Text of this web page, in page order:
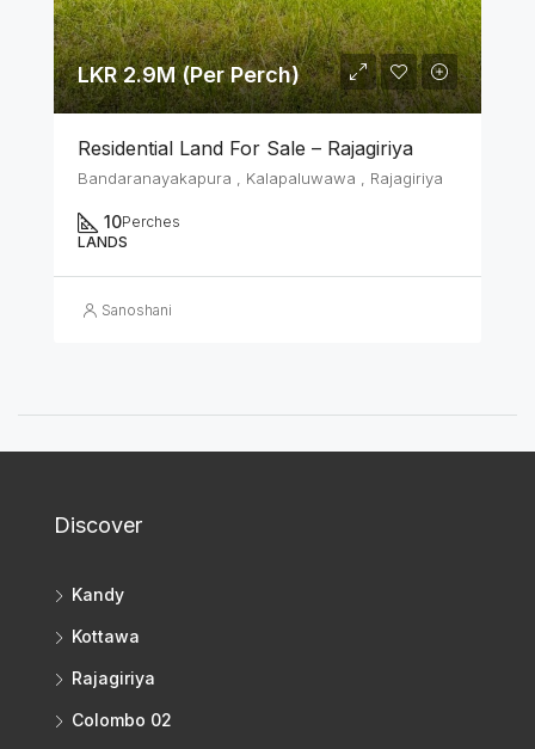
LKR 2.9M (Per Perch)
Residential Land For Sale – Rajagiriya
Bandaranayakapura , Kalapaluwawa , Rajagiriya
10Perches
LANDS
Sanoshani
Discover
Kandy
Kottawa
Rajagiriya
Colombo 02